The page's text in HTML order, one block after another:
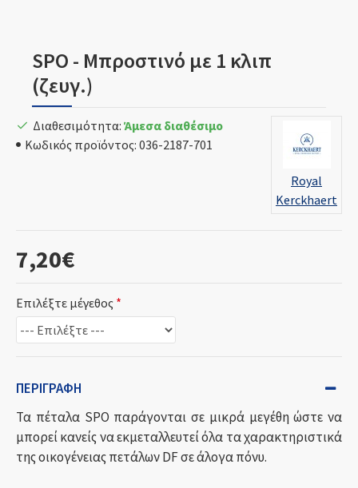
SPO - Μπροστινό με 1 κλιπ
(ζευγ.)
7,20€
Διαθεσιμότητα: Άμεσα διαθέσιμο
Κωδικός προϊόντος: 036-2187-701
Royal
Kerckhaert
Επιλέξτε μέγεθος
ΠΕΡΙΓΡΑΦΉ
Τα πέταλα SPO παράγονται σε μικρά μεγέθη ώστε να
μπορεί κανείς να εκμεταλλευτεί όλα τα χαρακτηριστικά
της οικογένειας πετάλων DF σε άλογα πόνυ.